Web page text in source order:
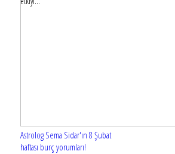
Astrolog Sema Sidar'ın 8 Şubat
haftası burç yorumları!